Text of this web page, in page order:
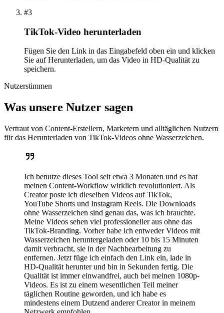
#3
TikTok-Video herunterladen
Fügen Sie den Link in das Eingabefeld oben ein und klicken
Sie auf Herunterladen, um das Video in HD-Qualität zu
speichern.
Nutzerstimmen
Was unsere Nutzer sagen
Vertraut von Content-Erstellern, Marketern und alltäglichen Nutzern
für das Herunterladen von TikTok-Videos ohne Wasserzeichen.
Ich benutze dieses Tool seit etwa 3 Monaten und es hat
meinen Content-Workflow wirklich revolutioniert. Als
Creator poste ich dieselben Videos auf TikTok,
YouTube Shorts und Instagram Reels. Die Downloads
ohne Wasserzeichen sind genau das, was ich brauchte.
Meine Videos sehen viel professioneller aus ohne das
TikTok-Branding. Vorher habe ich entweder Videos mit
Wasserzeichen heruntergeladen oder 10 bis 15 Minuten
damit verbracht, sie in der Nachbearbeitung zu
entfernen. Jetzt füge ich einfach den Link ein, lade in
HD-Qualität herunter und bin in Sekunden fertig. Die
Qualität ist immer einwandfrei, auch bei meinen 1080p-
Videos. Es ist zu einem wesentlichen Teil meiner
täglichen Routine geworden, und ich habe es
mindestens einem Dutzend anderer Creator in meinem